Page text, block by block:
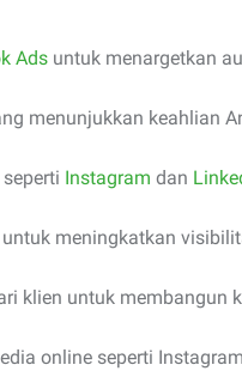
Ads untuk menargetkan
menunjukkan keahlian
Instagram dan
meningkatkan
klien untuk membangun
online seperti